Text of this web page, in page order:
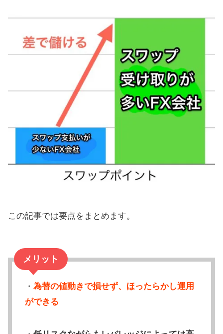
この記事では要点をまとめます。
メリット
・ 為替の値動きで損せず、ほったらかし運用
ができる